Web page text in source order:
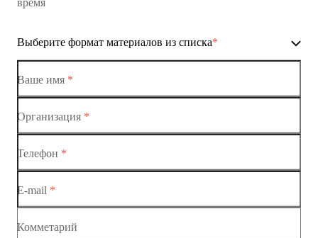
Выберите формат материалов из списка*
Ethernet-коммутаторы
Ваше имя *
Организация *
Телефон *
E-mail *
Комметарий